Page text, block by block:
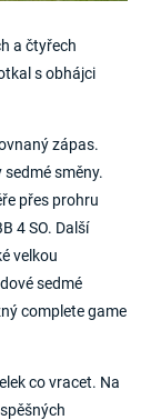
a čtyřech
s obhájci
zápas.
směny.
přes prohru
4 SO. Další
velkou
sedmé
complete game
co vracet. Na